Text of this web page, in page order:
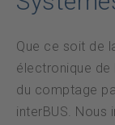
interBUS
Que ce soit de
électronique de
du comptage
interBUS. Nous